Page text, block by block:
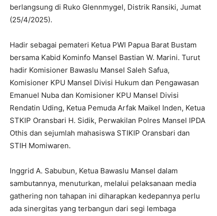
berlangsung di Ruko Glennmygel, Distrik Ransiki, Jumat
(25/4/2025).
Hadir sebagai pemateri Ketua PWI Papua Barat Bustam
bersama Kabid Kominfo Mansel Bastian W. Marini. Turut
hadir Komisioner Bawaslu Mansel Saleh Safua,
Komisioner KPU Mansel Divisi Hukum dan Pengawasan
Emanuel Nuba dan Komisioner KPU Mansel Divisi
Rendatin Uding, Ketua Pemuda Arfak Maikel Inden, Ketua
STKIP Oransbari H. Sidik, Perwakilan Polres Mansel IPDA
Othis dan sejumlah mahasiswa STIKIP Oransbari dan
STIH Momiwaren.
Inggrid A. Sabubun, Ketua Bawaslu Mansel dalam
sambutannya, menuturkan, melalui pelaksanaan media
gathering non tahapan ini diharapkan kedepannya perlu
ada sinergitas yang terbangun dari segi lembaga